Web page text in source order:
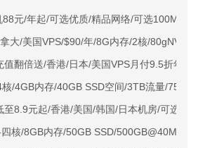
88元/年起/可选优质/精品网络/可选100M不
大/美国VPS/$90/年/8G内存/2核/
值翻倍送/香港/日本/美国VPS月付9.5折年
/4GB内存/40GB SSD空间/3TB流量/
至8.9元起/香港/美国/韩国/日本机房/可选
核/8GB内存/50GB SSD/